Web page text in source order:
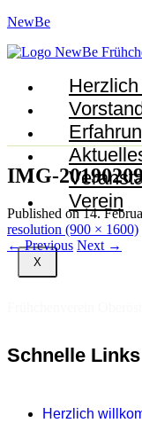
NewBe
Verein
X
IMG-
Published on14.
resolution (900 × 1600)
←Previous Next →
Schnelle Links
Herzlich